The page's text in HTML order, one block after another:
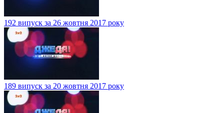
192 випуск за 26 жовтня 2017 року
189 випуск за 20 жовтня 2017 року